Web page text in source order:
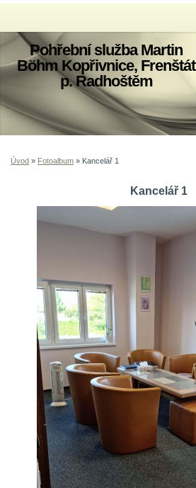
Pohřební služba Martin
Böhm Kopřivnice, Frenštát
p. Radhoštěm
Úvod » Fotoalbum » Kancelář 1
Kancelář 1